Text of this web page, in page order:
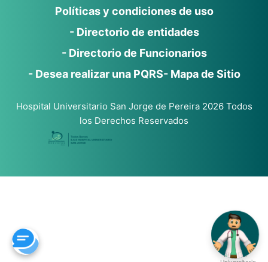
Gracias
por
contactarse
con la
E.S.E
Hospital
Políticas y condiciones de uso
- Directorio de entidades
- Directorio de Funcionarios
- Desea realizar una PQRS- Mapa de Sitio
Hospital Universitario San Jorge de Pereira 2026 Todos
los Derechos Reservados